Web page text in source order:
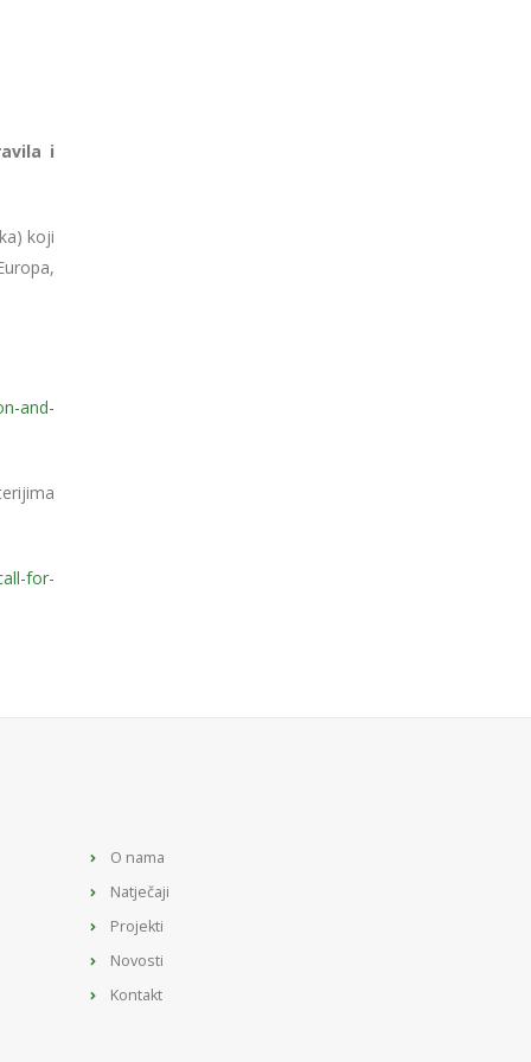
i
koji
and-
for-
O nama
Natječaji
Projekti
Novosti
Kontakt